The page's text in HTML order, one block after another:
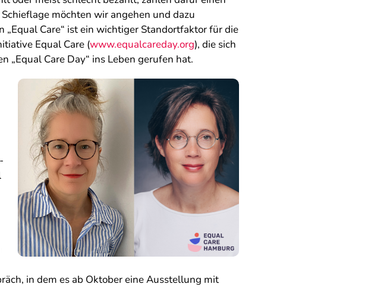
möchten wir angehen und dazu
Care“ ist ein wichtiger Standortfaktor für die
Equal Care (www.equalcareday.org), die sich
„Equal Care Day“ ins Leben gerufen hat.
in dem es ab Oktober eine Ausstellung mit